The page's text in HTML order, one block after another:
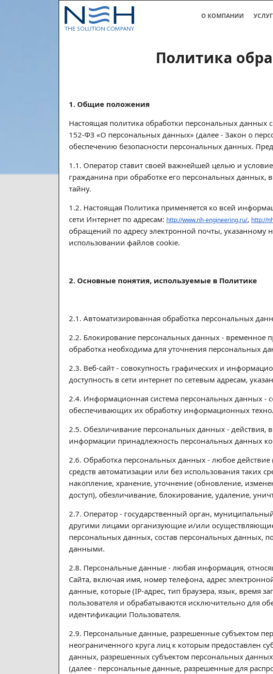
О КОМПАНИИ
Политика
1. Общие положения
Настоящая политика обработки персональных данных
152-ФЗ «О персональных данных» (далее - Закон о
обеспечению безопасности персональных данных.
1.1. Оператор ставит своей важнейшей целью и
гражданина при обработке его персональных
тайну.
1.2. Настоящая Политика применяется ко всей
сети Интернет по адресам: http://www.nh-engineering.ru/, http://
обращений по адресу электронной почты, указанному
использовании файлов cookie.
2. Основные понятия, используемые в Политике
2.1. Автоматизированная обработка персональных
2.2. Блокирование персональных данных - временное
обработка необходима для уточнения персональных
2.3. Веб-сайт - совокупность графических и
доступность в сети интернет по сетевым адресам,
2.4. Информационная система персональных данных -
обеспечивающих их обработку информационных
2.5. Обезличивание персональных данных - действия,
информации принадлежность персональных данных
2.6. Обработка персональных данных - любое
средств автоматизации или без использования таких
накопление, хранение, уточнение (обновление,
доступ), обезличивание, блокирование, удаление,
2.7. Оператор - государственный орган,
другими лицами организующие и/или
персональных данных, состав персональных данных,
данными.
2.8. Персональные данные - любая информация,
Cайта, включая имя, номер телефона, адрес
данные, которые (IP-адрес, тип браузера, язык, время
пользователя и обрабатываются исключительно для
идентификации Пользователя.
2.9. Персональные данные, разрешенные субъектом
неограниченного круга лиц к которым предоставлен
данных, разрешенных субъектом персональных
(далее - персональные данные, разрешенные для